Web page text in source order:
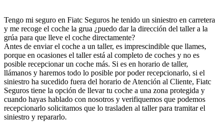
Tengo mi seguro en Fiatc Seguros he tenido un siniestro en carretera
y me recoge el coche la grua ¿puedo dar la dirección del taller a la
grúa para que lleve el coche directamente?
Antes de enviar el coche a un taller, es imprescindible que llames,
porque en ocasiones el taller está al completo de coches y no es
posible recepcionar un coche más. Si es en horario de taller,
llámanos y haremos todo lo posible por poder recepcionarlo, si el
siniestro ha sucedido fuera del horario de Atención al Cliente, Fiatc
Seguros tiene la opción de llevar tu coche a una zona protegida y
cuando hayas hablado con nosotros y verifiquemos que podemos
recepcionarlo solicitamos que lo trasladen al taller para tramitar el
siniestro y repararlo.